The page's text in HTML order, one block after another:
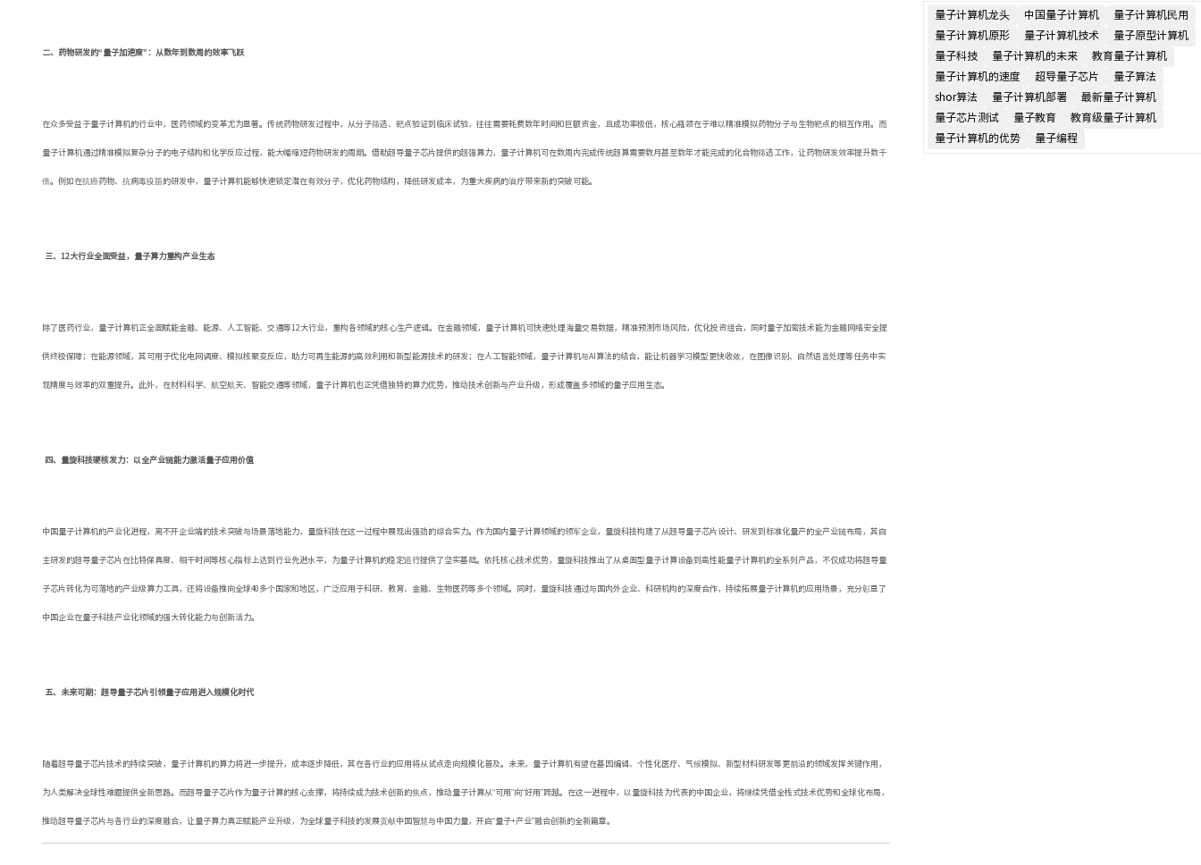
二、药物研发的“量子加速度”：从数年到数周的效率飞跃
在众多受益于量子计算机的行业中，医药领域的变革尤为显著。传统药物研发过程中，从分子筛选、靶点验证到临床试验，往往需要耗费数年时间和巨额资金，且成功率极低，核心瓶颈在于难以精准模拟药物分子与生物靶点的相互作用。而
量子计算机通过精准模拟复杂分子的电子结构和化学反应过程，能大幅缩短药物研发的周期。借助超导量子芯片提供的超强算力，量子计算机可在数周内完成传统超算需要数月甚至数年才能完成的化合物筛选工作，让药物研发效率提升数千
倍。例如在抗癌药物、抗病毒疫苗的研发中，量子计算机能够快速锁定潜在有效分子，优化药物结构，降低研发成本，为重大疾病的治疗带来新的突破可能。
三、12大行业全面受益，量子算力重构产业生态
除了医药行业，量子计算机正全面赋能金融、能源、人工智能、交通等12大行业，重构各领域的核心生产逻辑。在金融领域，量子计算机可快速处理海量交易数据，精准预测市场风险，优化投资组合，同时量子加密技术能为金融网络安全提
供终极保障；在能源领域，其可用于优化电网调度、模拟核聚变反应，助力可再生能源的高效利用和新型能源技术的研发；在人工智能领域，量子计算机与AI算法的结合，能让机器学习模型更快收敛，在图像识别、自然语言处理等任务中实
现精度与效率的双重提升。此外，在材料科学、航空航天、智能交通等领域，量子计算机也正凭借独特的算力优势，推动技术创新与产业升级，形成覆盖多领域的量子应用生态。
四、量旋科技硬核发力：以全产业链能力激活量子应用价值
中国量子计算机的产业化进程，离不开企业端的技术突破与场景落地能力，量旋科技在这一过程中展现出强劲的综合实力。作为国内量子计算领域的领军企业，量旋科技构建了从超导量子芯片设计、研发到标准化量产的全产业链布局，其自
主研发的超导量子芯片在比特保真度、相干时间等核心指标上达到行业先进水平，为量子计算机的稳定运行提供了坚实基础。依托核心技术优势，量旋科技推出了从桌面型量子计算设备到高性能量子计算机的全系列产品，不仅成功将超导量
子芯片转化为可落地的产业级算力工具，还将设备推向全球40多个国家和地区，广泛应用于科研、教育、金融、生物医药等多个领域。同时，量旋科技通过与国内外企业、科研机构的深度合作，持续拓展量子计算机的应用场景，充分彰显了
中国企业在量子科技产业化领域的强大转化能力与创新活力。
五、未来可期：超导量子芯片引领量子应用进入规模化时代
随着超导量子芯片技术的持续突破，量子计算机的算力将进一步提升，成本逐步降低，其在各行业的应用将从试点走向规模化普及。未来，量子计算机有望在基因编辑、个性化医疗、气候模拟、新型材料研发等更前沿的领域发挥关键作用，
为人类解决全球性难题提供全新思路。而超导量子芯片作为量子计算的核心支撑，将持续成为技术创新的焦点，推动量子计算从“可用”向“好用”跨越。在这一进程中，以量旋科技为代表的中国企业，将继续凭借全栈式技术优势和全球化布局，
推动超导量子芯片与各行业的深度融合，让量子算力真正赋能产业升级，为全球量子科技的发展贡献中国智慧与中国力量，开启“量子+产业”融合创新的全新篇章。
量子计算机龙头 中国量子计算机
量子计算机民用
量子计算机原形
量子计算机技术
量子原型计算机
量子科技
量子计算机的未来
教育量子计算机
量子计算机的速度
超导量子芯片
量子算法
shor算法
量子计算机部署
最新量子计算机
量子芯片测试
量子教育
教育级量子计算机
量子计算机的优势
量子编程